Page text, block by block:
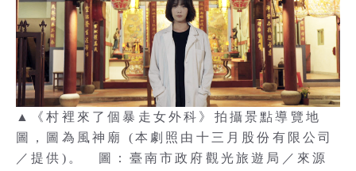
▲《村裡來了個暴走女外科》拍攝景點導覽地
圖，圖為風神廟 (本劇照由十三月股份有限公司
／提供)。 圖：臺南市政府觀光旅遊局／來源